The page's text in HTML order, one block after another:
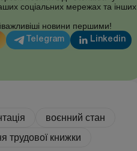
соціальних мережах та інших
новини першими!
Telegram Linkedin
воєнний стан
трудової книжки